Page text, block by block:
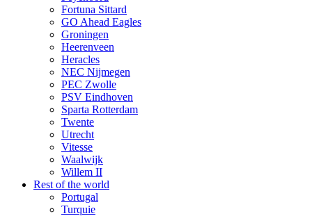
Fortuna Sittard
GO Ahead Eagles
Groningen
Heerenveen
Heracles
NEC Nijmegen
PEC Zwolle
PSV Eindhoven
Sparta Rotterdam
Twente
Utrecht
Vitesse
Waalwijk
Willem II
Rest of the world
Portugal
Turquie